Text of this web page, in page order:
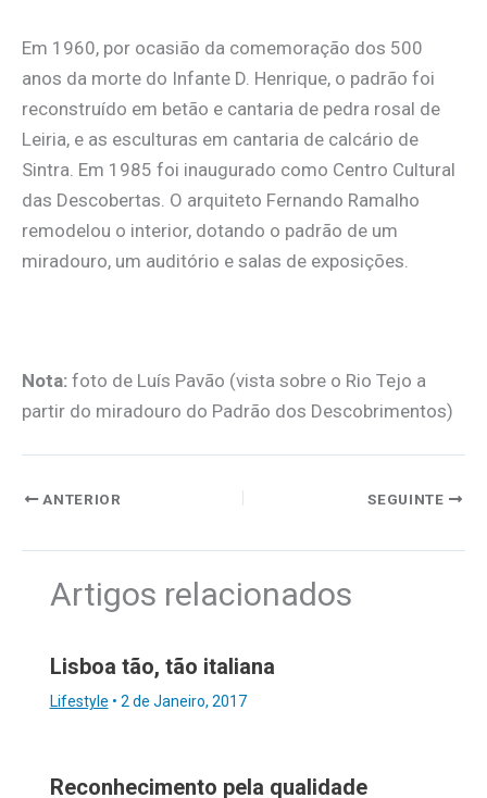
Em 1960, por ocasião da comemoração dos 500
anos da morte do Infante D. Henrique, o padrão foi
reconstruído em betão e cantaria de pedra rosal de
Leiria, e as esculturas em cantaria de calcário de
Sintra. Em 1985 foi inaugurado como Centro Cultural
das Descobertas. O arquiteto Fernando Ramalho
remodelou o interior, dotando o padrão de um
miradouro, um auditório e salas de exposições.
Nota: foto de Luís Pavão (vista sobre o Rio Tejo a
partir do miradouro do Padrão dos Descobrimentos)
ANTERIOR SEGUINTE
Artigos relacionados
Lisboa tão, tão italiana
Lifestyle • 2 de Janeiro, 2017
Reconhecimento pela qualidade